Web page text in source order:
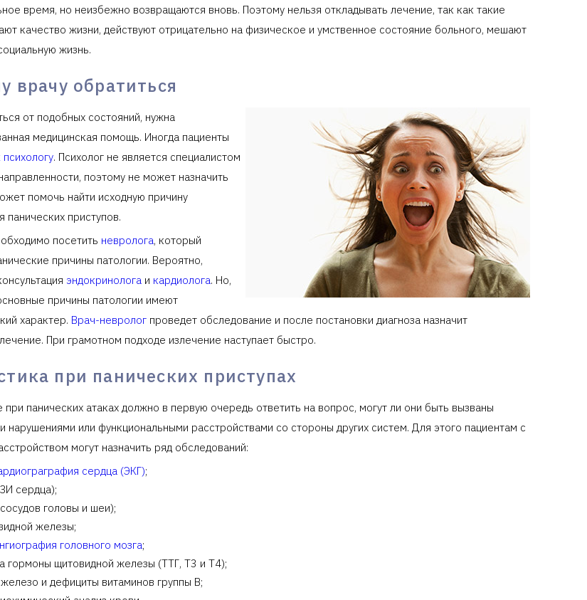
время, но неизбежно возвращаются вновь. Поэтому нельзя откладывать лечение, так как такие
качество жизни, действуют отрицательно на физическое и умственное состояние больного, мешают
жизнь.
врачу обратиться
от подобных состояний, нужна
медицинская помощь. Иногда пациенты
. Психолог не является специалистом
поэтому не может назначить
помочь найти исходную причину
панических приступов.
посетить невролога, который
причины патологии. Вероятно,
эндокринолога и кардиолога. Но,
причины патологии имеют
характер. Врач-невролог проведет обследование и после постановки диагноза назначит
При грамотном подходе излечение наступает быстро.
при панических приступах
панических атаках должно в первую очередь ответить на вопрос, могут ли они быть вызваны
нарушениями или функциональными расстройствами со стороны других систем. Для этого пациентам с
могут назначить ряд обследований:
сердца (ЭКГ);
сердца);
головы и шеи);
железы;
головного мозга;
гормоны щитовидной железы (ТТГ, Т3 и Т4);
железо и дефициты витаминов группы В;